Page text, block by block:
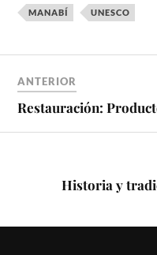
MANABÍ UNESCO
ANTERIOR
Restauración:
Historia y